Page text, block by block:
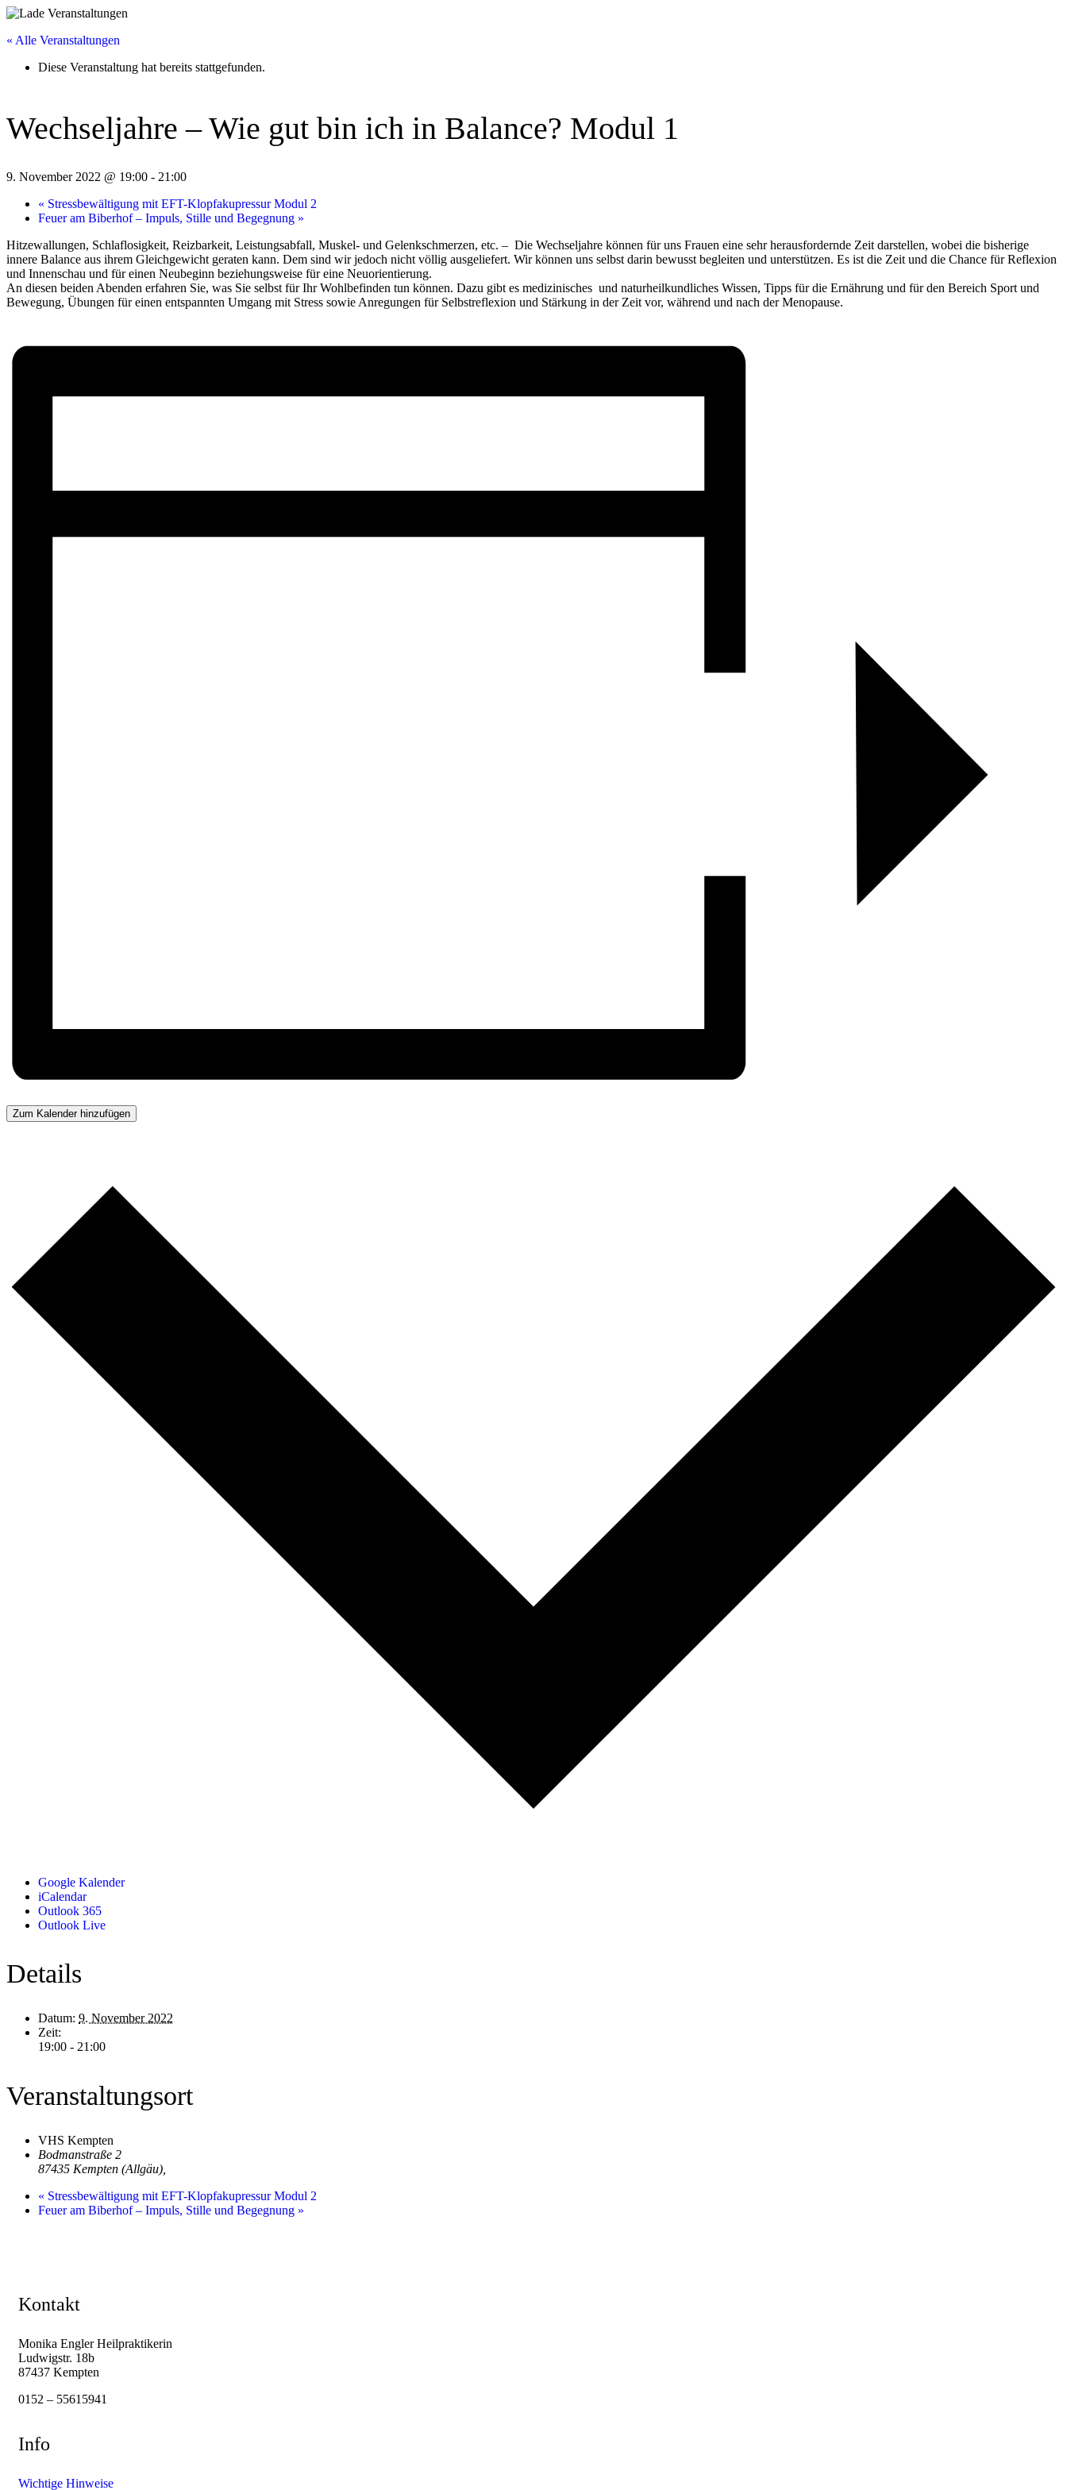
« Alle Veranstaltungen
Diese Veranstaltung hat bereits stattgefunden.
Wechseljahre – Wie gut bin ich in Balance? Modul 1
9. November 2022 @ 19:00 - 21:00
« Stressbewältigung mit EFT-Klopfakupressur Modul 2
Feuer am Biberhof – Impuls, Stille und Begegnung »
Hitzewallungen, Schlaflosigkeit, Reizbarkeit, Leistungsabfall, Muskel- und Gelenkschmerzen, etc. – Die Wechseljahre können für uns Frauen eine sehr herausfordernde Zeit darstellen, wobei die bisherige
innere Balance aus ihrem Gleichgewicht geraten kann. Dem sind wir jedoch nicht völlig ausgeliefert. Wir können uns selbst darin bewusst begleiten und unterstützen. Es ist die Zeit und die Chance für Reflexion
und Innenschau und für einen Neubeginn beziehungsweise für eine Neuorientierung.
An diesen beiden Abenden erfahren Sie, was Sie selbst für Ihr Wohlbefinden tun können. Dazu gibt es medizinisches und naturheilkundliches Wissen, Tipps für die Ernährung und für den Bereich Sport und
Bewegung, Übungen für einen entspannten Umgang mit Stress sowie Anregungen für Selbstreflexion und Stärkung in der Zeit vor, während und nach der Menopause.
Zum Kalender hinzufügen
Google Kalender
iCalendar
Outlook 365
Outlook Live
Details
Datum: 9. November 2022
Zeit:
19:00 - 21:00
Veranstaltungsort
VHS Kempten
Bodmanstraße 2
87435 Kempten (Allgäu)
« Stressbewältigung mit EFT-Klopfakupressur Modul 2
Feuer am Biberhof – Impuls, Stille und Begegnung »
Kontakt
Monika Engler Heilpraktikerin
Ludwigstr. 18b
87437 Kempten
0152 – 55615941
Info
Wichtige Hinweise